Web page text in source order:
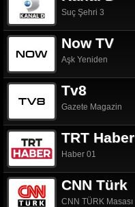
Suç Şehri 3
Now TV
Aşk Yeniden
Tv8
Gazete Magazin
TRT Haber
Haber 01
CNN Türk
CNN TÜRK Masası